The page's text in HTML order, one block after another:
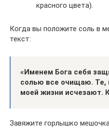
красного цвета).
Когда вы положите соль в
текст:
«Именем Бога себя
солью все очищаю. Те,
моей жизни исчезают.
Завяжите горлышко